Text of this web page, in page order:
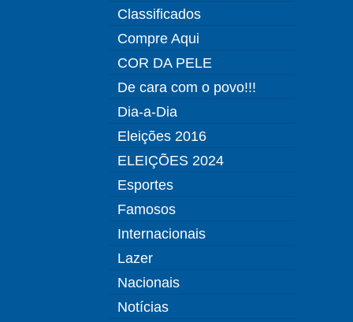
Classificados
Compre Aqui
COR DA PELE
De cara com o povo!!!
Dia-a-Dia
Eleições 2016
ELEIÇÕES 2024
Esportes
Famosos
Internacionais
Lazer
Nacionais
Notícias